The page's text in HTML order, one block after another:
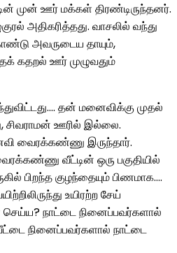
முன் ஊர் மக்கள் திரண்டிருந்தனர்.
அதிகரித்தது. வாசலில் வந்து
அவருடைய தாயும்,
கதறல் ஊர் முழுவதும்
தன் மனைவிக்கு முதல்
சிவராமன் ஊரில் இல்லை.
வைரக்கண்ணு இருந்தார்.
வீட்டின் ஒரு பகுதியில்
பிறந்த குழந்தையும் பிணமாக….
உயிரற்ற சேய்
செய்ய? நாட்டை நினைப்பவர்களால்
நினைப்பவர்களால் நாட்டை